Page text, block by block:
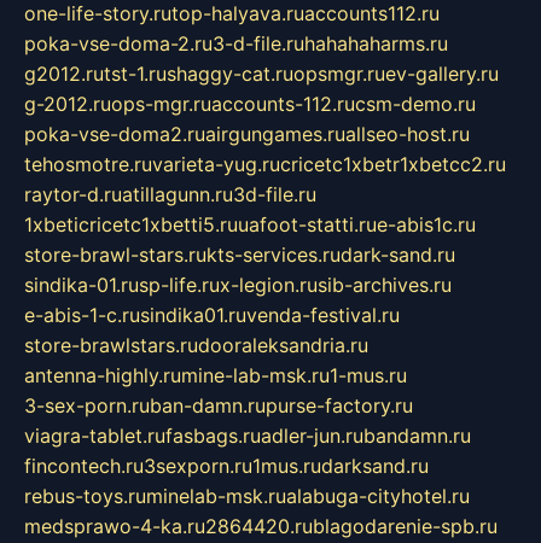
one-life-story.rutop-halyava.ruaccounts112.ru
poka-vse-doma-2.ru3-d-file.ruhahahaharms.ru
g2012.rutst-1.rushaggy-cat.ruopsmgr.ruev-gallery.ru
g-2012.ruops-mgr.ruaccounts-112.rucsm-demo.ru
poka-vse-doma2.ruairgungames.ruallseo-host.ru
tehosmotre.ruvarieta-yug.rucricetc1xbetr1xbetcc2.ru
raytor-d.ruatillagunn.ru3d-file.ru
1xbeticricetc1xbetti5.ruuafoot-statti.rue-abis1c.ru
store-brawl-stars.rukts-services.rudark-sand.ru
sindika-01.rusp-life.rux-legion.rusib-archives.ru
e-abis-1-c.rusindika01.ruvenda-festival.ru
store-brawlstars.rudooraleksandria.ru
antenna-highly.rumine-lab-msk.ru1-mus.ru
3-sex-porn.ruban-damn.rupurse-factory.ru
viagra-tablet.rufasbags.ruadler-jun.rubandamn.ru
fincontech.ru3sexporn.ru1mus.rudarksand.ru
rebus-toys.ruminelab-msk.rualabuga-cityhotel.ru
medsprawo-4-ka.ru2864420.rublagodarenie-spb.ru